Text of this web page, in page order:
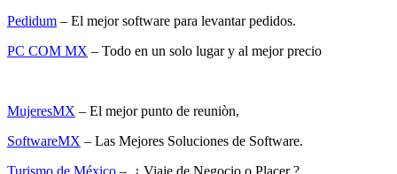
Pedidum – El mejor software para levantar pedidos.
PC COM MX – Todo en un solo lugar y al mejor precio
MujeresMX – El mejor punto de reuniòn,
SoftwareMX – Las Mejores Soluciones de Software.